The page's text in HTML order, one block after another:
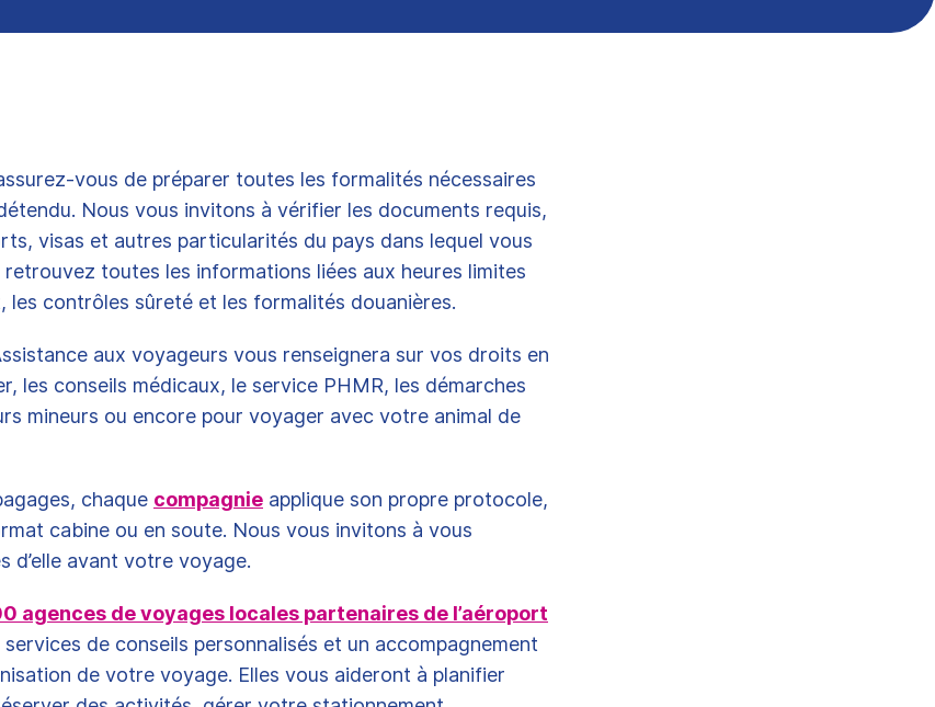
vous de préparer toutes les formalités nécessaires
Nous vous invitons à vérifier les documents requis,
visas et autres particularités du pays dans lequel vous
toutes les informations liées aux heures limites
les contrôles sûreté et les formalités douanières.
aux voyageurs vous renseignera sur vos droits en
les conseils médicaux, le service PHMR, les démarches
mineurs ou encore pour voyager avec votre animal de
chaque compagnie applique son propre protocole,
cabine ou en soute. Nous vous invitons à vous
d’elle avant votre voyage.
agences de voyages locales partenaires de l’aéroport
de conseils personnalisés et un accompagnement
de votre voyage. Elles vous aideront à planifier